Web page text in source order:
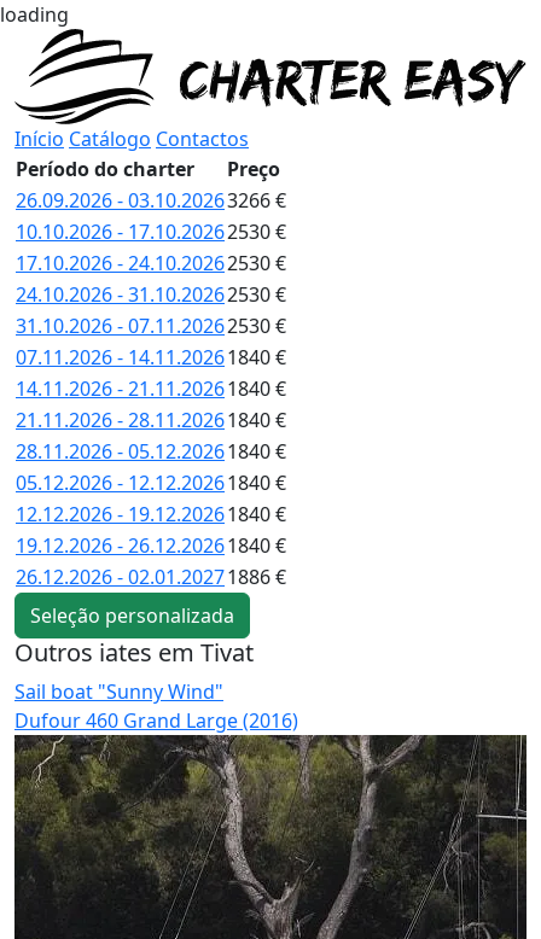
loading
Início Catálogo Contactos
Período do charter
Preço
26.09.2026 - 03.10.20263266 €
10.10.2026 - 17.10.20262530 €
17.10.2026 - 24.10.20262530 €
24.10.2026 - 31.10.20262530 €
31.10.2026 - 07.11.20262530 €
07.11.2026 - 14.11.20261840 €
14.11.2026 - 21.11.20261840 €
21.11.2026 - 28.11.20261840 €
28.11.2026 - 05.12.20261840 €
05.12.2026 - 12.12.20261840 €
12.12.2026 - 19.12.20261840 €
19.12.2026 - 26.12.20261840 €
26.12.2026 - 02.01.20271886 €
Seleção personalizada
Outros iates em Tivat
Sail boat "Sunny Wind"
Dufour 460 Grand Large (2016)